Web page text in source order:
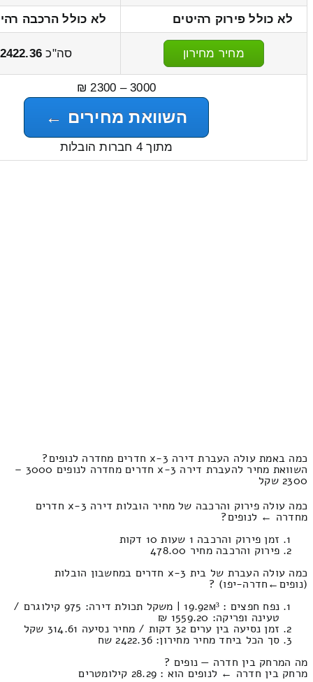
לא כולל פירוק רהיטים
לא כולל הרכבה
מחיר מחירון סה"כ 2422.36
3000 – 2300 ₪
השוואת מחירים ←
מתוך 4 חברות הובלות
כמה באמת עולה העברת דירה 3-x חדרים מחדרה לנופים?
השוואת מחיר להעברת דירה 3-x חדרים מחדרה לנופים 3000 –
2300 שקל
כמה עולה פירוק והרכבה של מחיר הובלות דירה 3-x חדרים
מחדרה ← לנופים?
זמן פירוק והרכבה 1 שעות 10 דקות
פירוק והרכבה מחיר 478.00
כמה עולה העברת של בית 3-x חדרים במחשבון הובלות
(נופים‎←‏חדרה-יפו) ?
נפח חפצים : 19.92м³ | משקל תכולת דירה: 975 קילוגרם /
טעינה ופריקה: 1559.20 ₪
זמן נסיעה בין ערים 32 דקות / מחיר נסיעה 314.61 שקל
סך הכל ביחד מחיר מחירון: 2422.36 שח
מה המרחק בין חדרה — נופים ?
מרחק בין חדרה ← לנופים הוא : 28.29 קילומטרים